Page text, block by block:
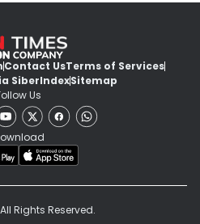
Contact UsTerms of Services
SiberIndexSitemap
Us
Rights Reserved.